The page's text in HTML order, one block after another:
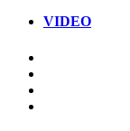
VIDEO